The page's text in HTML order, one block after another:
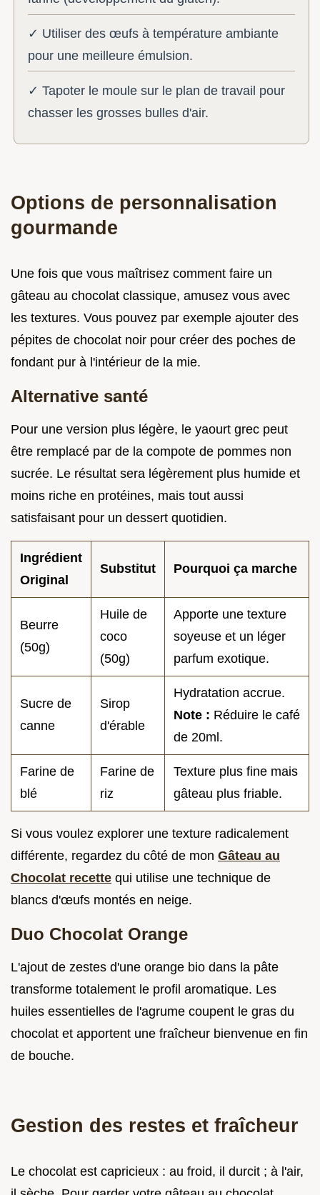
✓ Utiliser des œufs à température ambiante
pour une meilleure émulsion.
✓ Tapoter le moule sur le plan de travail pour
chasser les grosses bulles d'air.
Options de personnalisation
gourmande
Une fois que vous maîtrisez comment faire un
gâteau au chocolat classique, amusez vous avec
les textures. Vous pouvez par exemple ajouter des
pépites de chocolat noir pour créer des poches de
fondant pur à l'intérieur de la mie.
Alternative santé
Pour une version plus légère, le yaourt grec peut
être remplacé par de la compote de pommes non
sucrée. Le résultat sera légèrement plus humide et
moins riche en protéines, mais tout aussi
satisfaisant pour un dessert quotidien.
Ingrédient
Original
Substitut Pourquoi ça marche
Beurre
(50g)
Huile de
coco
(50g)
Apporte une texture
soyeuse et un léger
parfum exotique.
Sucre de
canne
Sirop
d'érable
Hydratation accrue.
Note : Réduire le café
de 20ml.
Farine de
blé
Farine de
riz
Texture plus fine mais
gâteau plus friable.
Si vous voulez explorer une texture radicalement
différente, regardez du côté de mon Gâteau au
Chocolat recette qui utilise une technique de
blancs d'œufs montés en neige.
Duo Chocolat Orange
L'ajout de zestes d'une orange bio dans la pâte
transforme totalement le profil aromatique. Les
huiles essentielles de l'agrume coupent le gras du
chocolat et apportent une fraîcheur bienvenue en fin
de bouche.
Gestion des restes et fraîcheur
Le chocolat est capricieux : au froid, il durcit ; à l'air,